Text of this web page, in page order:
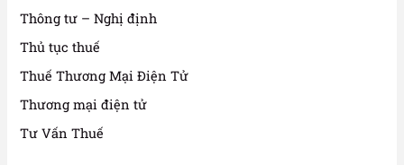
Thông tư – Nghị định
Thủ tục thuế
Thuế Thương Mại Điện Tử
Thương mại điện tử
Tư Vấn Thuế